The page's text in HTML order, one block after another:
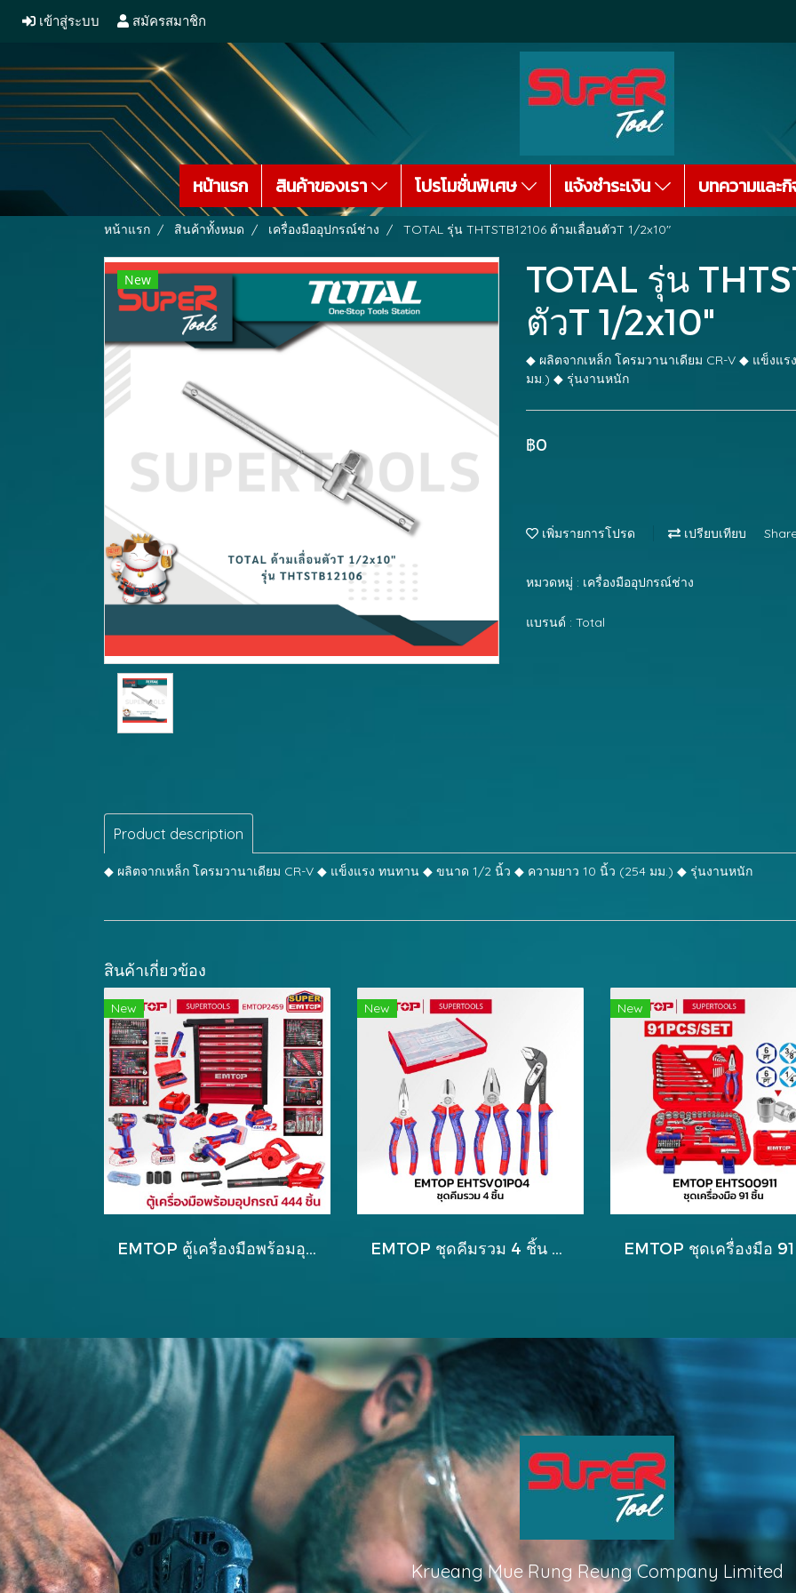
เข้าสู่ระบบ สมัครสมาชิก
หน้าแรก สินค้าของเรา โปรโมชั่นพิเศษ แจ้งชำระเงิน บทความและ
หน้าแรก สินค้าทั้งหมด เครื่องมืออุปกรณ์ช่าง TOTAL รุ่น THTSTB12106 ด้ามเลื่อนตัวT 1/2x10"
New
TOTAL รุ่น
ตัวT 1/2x10"
◆ ผลิตจากเหล็ก โครมวานาเดียม CR-V ◆ แข็ง
มม.) ◆ รุ่นงานหนัก
฿0
เพิ่มรายการโปรด เปรียบเทียบ
หมวดหมู่ : เครื่องมืออุปกรณ์ช่าง
แบรนด์ : Total
Product description
◆ ผลิตจากเหล็ก โครมวานาเดียม CR-V ◆ แข็งแรง ทนทาน ◆ ขนาด 1/2 นิ้ว ◆ ความยาว 10 นิ้ว (254 มม.) ◆ รุ่นงานหนัก
สินค้าเกี่ยวข้อง
New New New
Krueang Mue Rung Reung Company Limited